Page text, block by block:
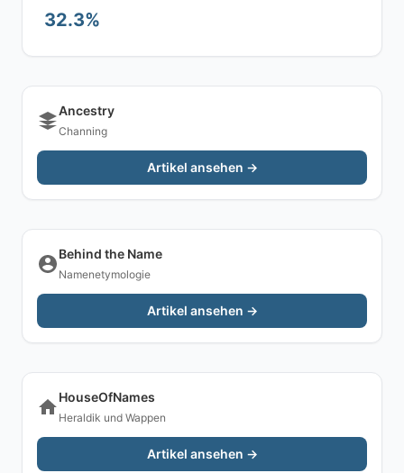
32.3%
Ancestry
Channing
Artikel ansehen →
Behind the Name
Namenetymologie
Artikel ansehen →
HouseOfNames
Heraldik und Wappen
Artikel ansehen →